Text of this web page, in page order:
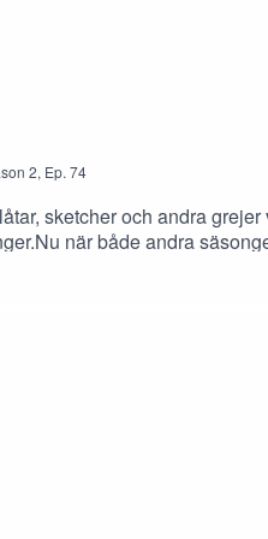
2, Ep. 74
sketcher och andra
när både andra
bakom vinjetternas
av er innan podden stänger
annat: